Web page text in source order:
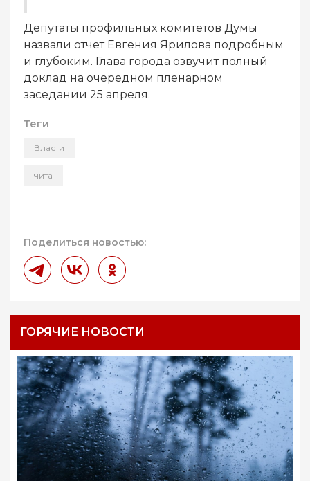
Депутаты профильных комитетов Думы
назвали отчет Евгения Ярилова подробным
и глубоким. Глава города озвучит полный
доклад на очередном пленарном
заседании 25 апреля.
Теги
Власти
чита
Поделиться новостью:
ГОРЯЧИЕ НОВОСТИ